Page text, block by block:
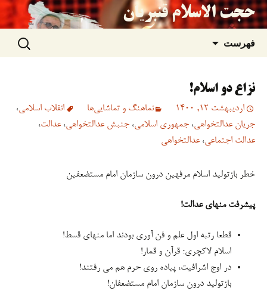
حجت الاسلام قنبریان
فهرست
نوشته‌ها
جستجو
برای:
نزاع دو اسلام!
اردیبهشت 12, 1400 نماهنگ و تماشایی‌ها انقلاب اسلامی،
جریان عدالتخواهی، جمهوری اسلامی، جنبش عدالتخواهی، عدالت،
عدالت اجتماعی، عدالتخواهی
خطر بازتولید اسلام مرفهین درون سازمان امام مستضعفین
پیشرفت منهای عدالت!
قطعا رتبه اول علم و فن آوری بودند اما منهای قسط!
اسلام لاکچری؛ قرآن و قمار!
در اوج اشرافیت، پیاده روی حرم هم می رفتند!
بازتولید درون سازمان امام مستضعفان!